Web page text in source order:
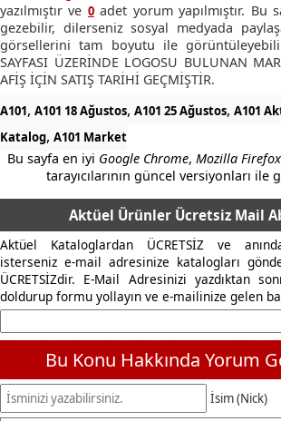
yazılmıştır ve 0adet yorum yapılmıştır. Bu
gezebilir, dilerseniz sosyal medyada
görsellerini tam boyutu ile
SAYFASI ÜZERİNDE LOGOSU BULUNAN
AFİŞ İÇİN SATIŞ TARİHİ GEÇMİŞTİR.
A101, A101 18 Ağustos, A101 25 Ağustos, A101
Katalog, A101 Market
Bu sayfa en iyi Google Chrome,Mozilla Firefox
tarayıcılarının güncel versiyonları ile
Aktüel Ürünler Ücretsiz Mail
Aktüel Kataloglardan ÜCRETSİZ ve
isterseniz e-mail adresinize katalogları
ÜCRETSİZdir. E-Mail Adresinizi yazdıktan
doldurup formu yollayın ve e-mailinize gelen
Bu Konu Hakkında Yorum
İsim (Nick)